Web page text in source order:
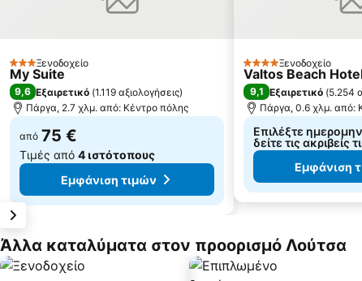
3 ΑστέριαΞενοδοχείο
My Suite
9,6 Εξαιρετικό (1.119 αξιολογήσεις)
Πάργα, 2.7 χλμ. από: Κέντρο πόλης
από 75 €
Τιμές από 4 ιστότοπους
Εμφάνιση τιμών
4 ΑστέριαΞενοδοχείο
Valtos Beach
9,1 Εξαιρετικό (5.254
Πάργα, 0.6 χλμ. από:
Επιλέξτε
δείτε τις ακριβείς
Εμφάνιση
Άλλα καταλύματα στον προορισμό Λούτσα